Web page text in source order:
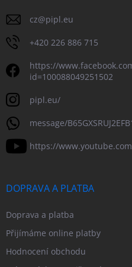
cz@pipl.eu
+420 226 886 715
https://
id=100088049251502
pipl.eu/
message/
https://
DOPRAVA A PLATBA
Doprava a platba
Přijímáme online platby
Hodnocení obchodu